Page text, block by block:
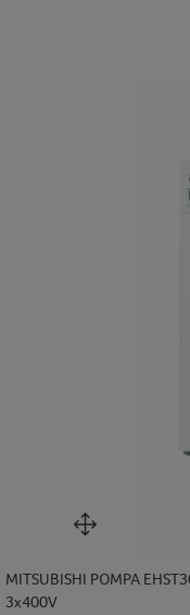
MITSUBISHI POMPA
3x400V